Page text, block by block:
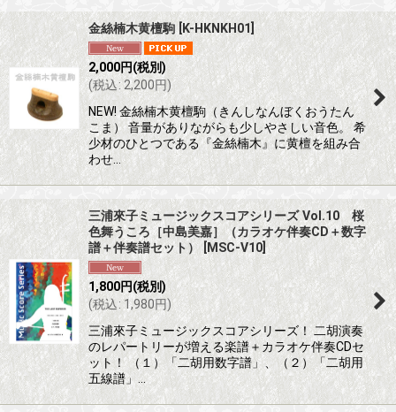
金絲楠木黄檀駒 [K-HKNKH01 ]
2,000円(税別)
(税込: 2,200円)
NEW! 金絲楠木黄檀駒（きんしなんぼくおうたん
こま） 音量がありながらも少しやさしい音色。 希
少材のひとつである『金絲楠木』に黄檀を組み合
わせ…
三浦來子ミュージックスコアシリーズ Vol.10 桜
色舞うころ［中島美嘉］（カラオケ伴奏CD＋数字
譜＋伴奏譜セット）
MSC-V10]
1,800円(税別)
(税込: 1,980円)
三浦來子ミュージックスコアシリーズ！ 二胡演奏
のレパートリーが増える楽譜＋カラオケ伴奏CDセ
ット！ （１）「二胡用数字譜」、（２）「二胡用
五線譜」…